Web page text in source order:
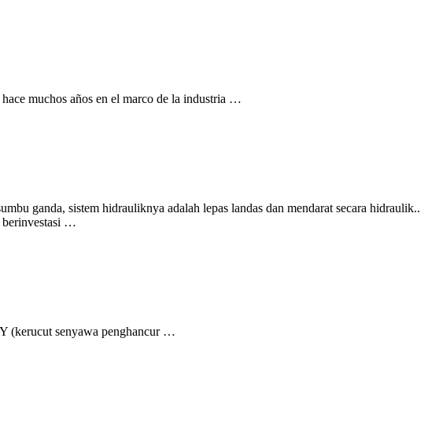
muchos años en el marco de la industria …
ganda, sistem hidrauliknya adalah lepas landas dan mendarat secara hidraulik..
berinvestasi …
(kerucut senyawa penghancur …